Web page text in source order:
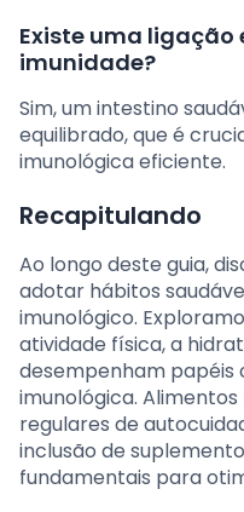
Existe uma ligação
imunidade?
Sim, um intestino
equilibrado, que é
imunológica eficiente.
Recapitulando
Ao longo deste guia,
adotar hábitos
imunológico.
atividade física, a
desempenham papéis
imunológica.
regulares de
inclusão de
fundamentais para